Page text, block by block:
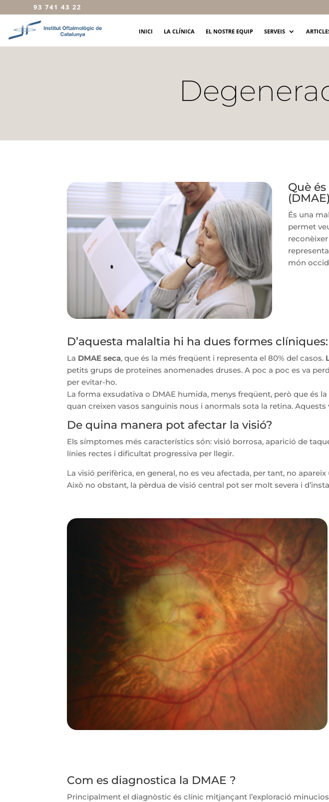
93 741 43 22
INICI LA CLÍNICA EL NOSTRE EQUIP SERVEIS
Què
És una
permet
món
D’aquesta malaltia hi ha dues formes clíniques:
La DMAE seca, que és la més freqüent i representa el 80% del casos.
petits grups de proteïnes anomenades druses. A poc a poc es va
per evitar-ho.
La forma exsudativa o DMAE humida, menys freqüent, però que és
quan creixen vasos sanguinis nous i anormals sota la retina.
De quina manera pot afectar la visió?
Els símptomes més característics són: visió borrosa, aparició de
línies rectes i dificultat progressiva per llegir.
La visió perifèrica, en general, no es veu afectada, per tant, no
Això no obstant, la pèrdua de visió central pot ser molt severa i
Com es diagnostica la DMAE ?
Principalment el diagnòstic és clínic mitjançant l’exploració